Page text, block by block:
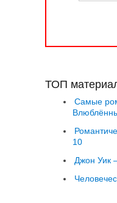
ТОП
Самые
10
Джон Уик